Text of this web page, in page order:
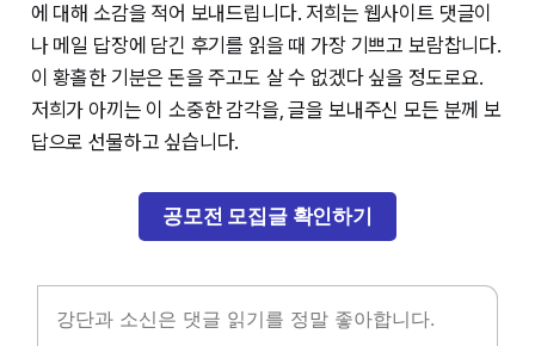
에 대해 소감을 적어 보내드립니다. 저희는 웹사이트 댓글이
나 메일 답장에 담긴 후기를 읽을 때 가장 기쁘고 보람찹니다.
이 황홀한 기분은 돈을 주고도 살 수 없겠다 싶을 정도로요.
저희가 아끼는 이 소중한 감각을, 글을 보내주신 모든 분께 보
답으로 선물하고 싶습니다.
공모전 모집글 확인하기